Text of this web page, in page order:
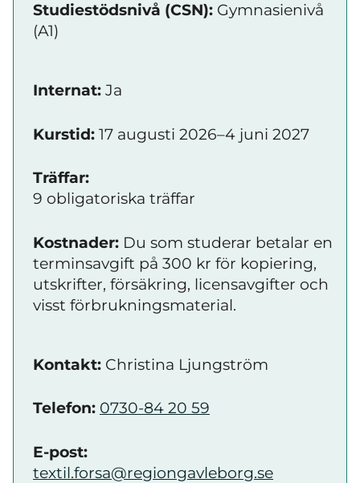
Studiestödsnivå (CSN): Gymnasienivå
(A1)
Internat: Ja
Kurstid: 17 augusti 2026–4 juni 2027
Träffar:
9 obligatoriska träffar
Kostnader: Du som studerar betalar en
terminsavgift på 300 kr för kopiering,
utskrifter, försäkring, licensavgifter och
visst förbrukningsmaterial.
Kontakt: Christina Ljungström
Telefon: 0730-84 20 59
E-post:
textil.forsa@regiongavleborg.se